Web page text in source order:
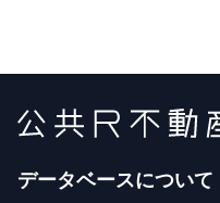
データベースについて